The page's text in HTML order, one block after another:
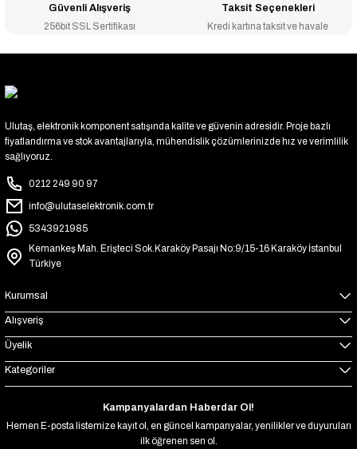
Güvenli Alışveriş
256bit SSL Sertifikası
Taksit Seçenekleri
Kredi kartına taksit ve havale
Ulutaş, elektronik komponent satışında kalite ve güvenin adresidir. Proje bazlı
fiyatlandırma ve stok avantajlarıyla, mühendislik çözümlerinizde hız ve verimlilik
sağlıyoruz.
0212 249 90 97
info@ulutaselektronik.com.tr
5343921985
Kemankeş Mah. Erişteci Sok.Karaköy Pasajı No:9/15-16 Karaköy İstanbul
Türkiye
Kurumsal
Alışveriş
Üyelik
Kategoriler
Kampanyalardan Haberdar Ol!
Hemen E-posta listemize kayıt ol, en güncel kampanyalar, yenilikler ve duyuruları
ilk öğrenen sen ol.